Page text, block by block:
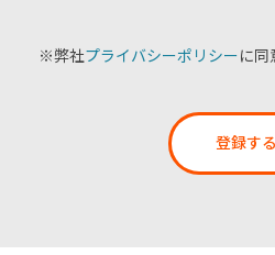
※弊社プライバシーポリシーに同
登録する